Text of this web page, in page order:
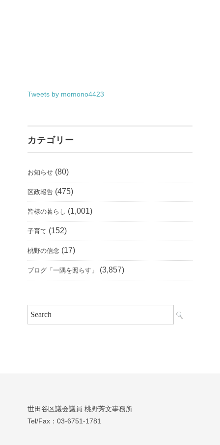
Tweets by momono4423
カテゴリー
お知らせ (80)
区政報告 (475)
皆様の暮らし (1,001)
子育て (152)
桃野の信念 (17)
ブログ「一隅を照らす」 (3,857)
世田谷区議会議員 桃野芳文事務所
Tel/Fax：03‐6751‐1781